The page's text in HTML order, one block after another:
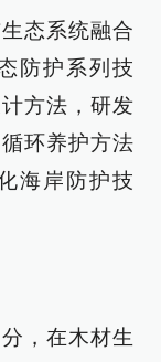
态系统融合
防护系列技
方法，研发
环养护方法
海岸防护技
，在木材生